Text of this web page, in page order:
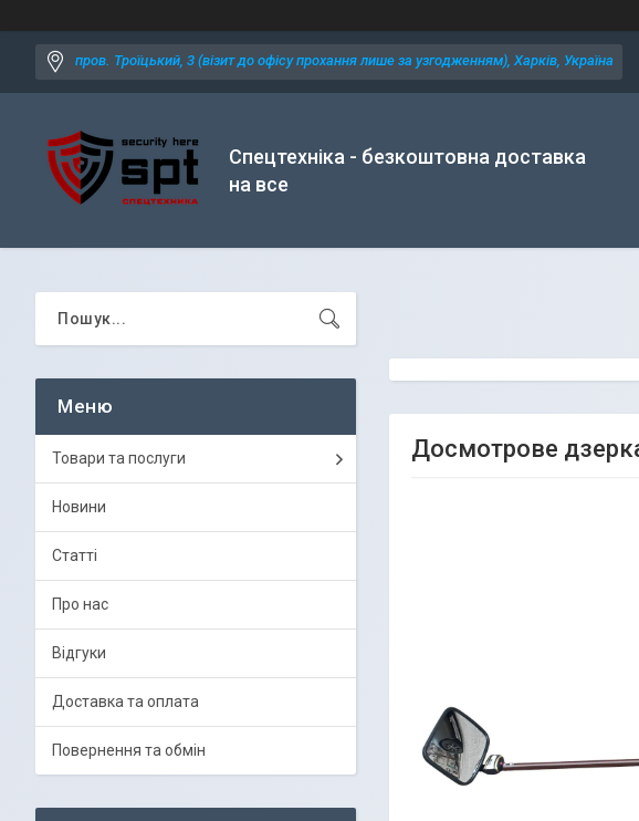
пров. Троїцький, 3 (візит до офісу прохання лише за узгодженням), Харків, Україна
Спецтехніка - безкоштовна доставка
на все
Досмотрове
Товари та послуги
Новини
Статті
Про нас
Відгуки
Доставка та оплата
Повернення та обмін